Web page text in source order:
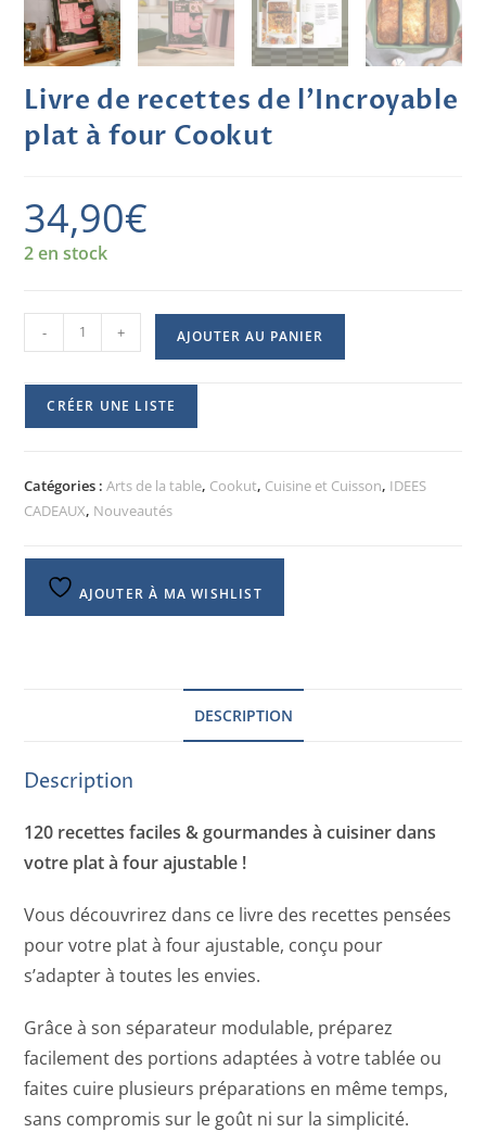
Livre de recettes de l’Incroyable
plat à four Cookut
34,90€
2 en stock
- + AJOUTER AU PANIER
CRÉER UNE LISTE
Catégories :Arts de la table, Cookut, Cuisine et Cuisson, IDEES
CADEAUX, Nouveautés
AJOUTER À MA WISHLIST
DESCRIPTION
Description
120 recettes faciles & gourmandes à cuisiner dans
votre plat à four ajustable !
Vous découvrirez dans ce livre des recettes pensées
pour votre plat à four ajustable, conçu pour
s’adapter à toutes les envies.
Grâce à son séparateur modulable, préparez
facilement des portions adaptées à votre tablée ou
faites cuire plusieurs préparations en même temps,
sans compromis sur le goût ni sur la simplicité.